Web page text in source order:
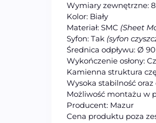
Wymiary zewnętrzne:
Kolor: Biały
Materiał: SMC (Sheet
Syfon: Tak (syfon
Średnica odpływu: Ø
Wykończenie osłony:
Kamienna struktura
Wysoka stabilność
Możliwość montażu w
Producent: Mazur
Cena produktu poza